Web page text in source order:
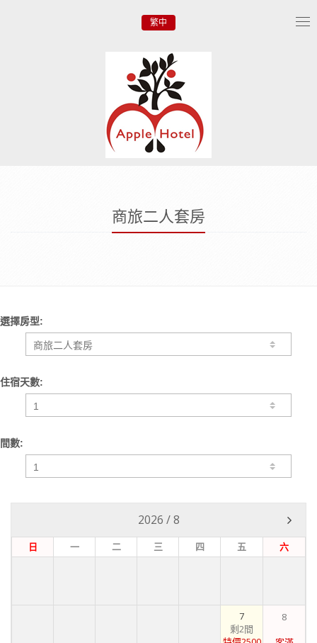
繁中
商旅二人套房
選擇房型:
住宿天數:
間數:
2026 /8
日 一 二 三 四 五 六
7
剩2間
8